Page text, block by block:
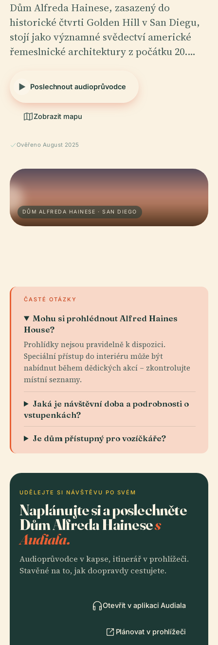
Dům Alfreda Hainese, zasazený do
historické čtvrti Golden Hill v San Diegu,
stojí jako významné svědectví americké
řemeslnické architektury z počátku 20.…
Poslechnout audioprůvodce
Zobrazit mapu
Ověřeno August 2025
DŮM ALFREDA HAINESE · SAN DIEGO
ČASTÉ OTÁZKY
Mohu si prohlédnout Alfred Haines
House?
Prohlídky nejsou pravidelně k dispozici.
Speciální přístup do interiéru může být
nabídnut během dědických akcí – zkontrolujte
místní seznamy.
Jaká je návštěvní doba a podrobnosti o
vstupenkách?
Je dům přístupný pro vozíčkáře?
UDĚLEJTE SI NÁVŠTĚVU PO SVÉM
Naplánujte si a poslechněte
Dům Alfreda Haineses
Audiala.
Audioprůvodce v kapse, itinerář v prohlížeči.
Stavěné na to, jak doopravdy cestujete.
Otevřít v aplikaci Audiala
Plánovat v prohlížeči